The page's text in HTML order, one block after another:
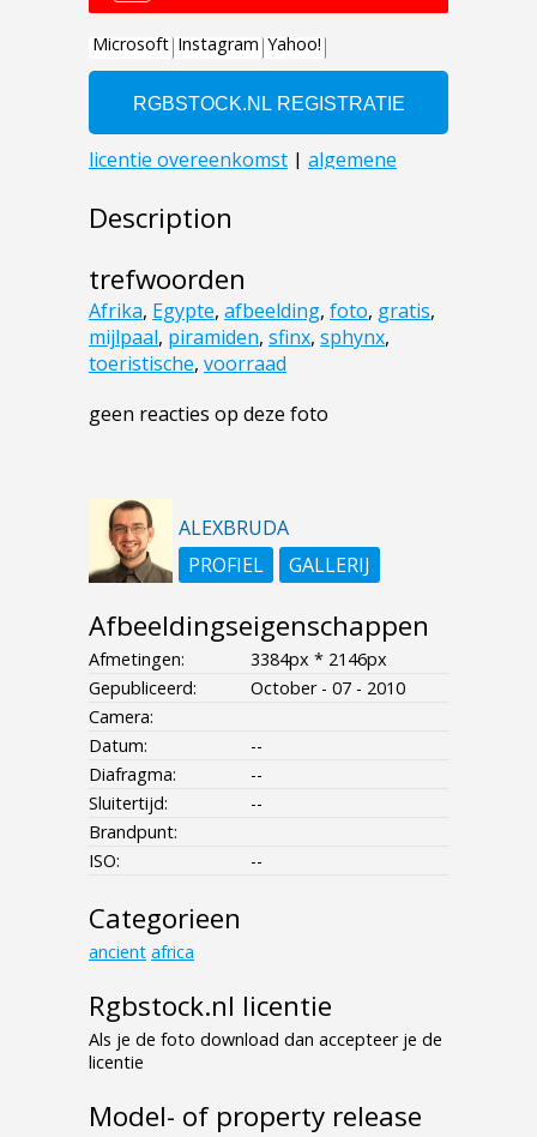
Description
trefwoorden
Afrika, Egypte, afbeelding, foto, gratis,
mijlpaal, piramiden, sfinx, sphynx,
toeristische, voorraad
geen reacties op deze foto
ALEXBRUDA
PROFIEL
GALLERIJ
Afbeeldingseigenschappen
Afmetingen:
3384px * 2146px
Gepubliceerd:
October - 07 - 2010
Camera:
Datum:
--
Diafragma:
--
Sluitertijd:
--
Brandpunt:
ISO:
--
Categorieen
ancient africa
Rgbstock.nl licentie
Als je de foto download dan accepteer je de
licentie
Model- of property release